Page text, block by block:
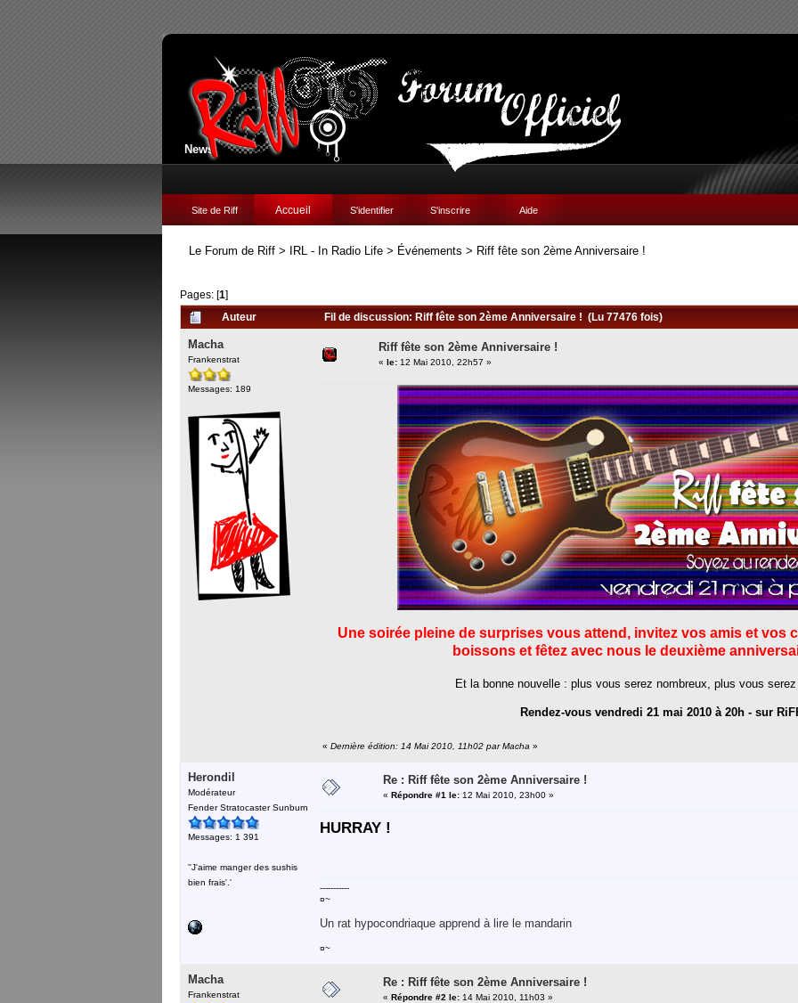
News:
Site de Riff Accueil S'identifier S'inscrire Aide
Le Forum de Riff > IRL - In Radio Life > Événements > Riff fête son 2ème Anniversaire !
Pages: [1]
Auteur Fil de discussion: Riff fête son 2ème Anniversaire ! (Lu 77476 fois)
Macha
Frankenstrat
Messages: 189
Riff fête son 2ème Anniversaire !
« le: 12 Mai 2010, 22h57 »
Une soirée pleine de surprises vous attend, invitez vos amis et vos
boissons et fêtez avec nous le deuxième
Et la bonne nouvelle : plus vous serez nombreux, plus vous
Rendez-vous vendredi 21 mai 2010 à 20h - sur
« Dernière édition: 14 Mai 2010, 11h02 par Macha »
Herondil
Modérateur
Fender Stratocaster Sunburn
Messages: 1 391
''J'aime manger des sushis
bien frais'.'
Re : Riff fête son 2ème Anniversaire !
« Répondre #1 le: 12 Mai 2010, 23h00 »
HURRAY !
-----------
¤~
Un rat hypocondriaque apprend à lire le mandarin
¤~
Macha
Frankenstrat
Re : Riff fête son 2ème Anniversaire !
« Répondre #2 le: 14 Mai 2010, 11h03 »